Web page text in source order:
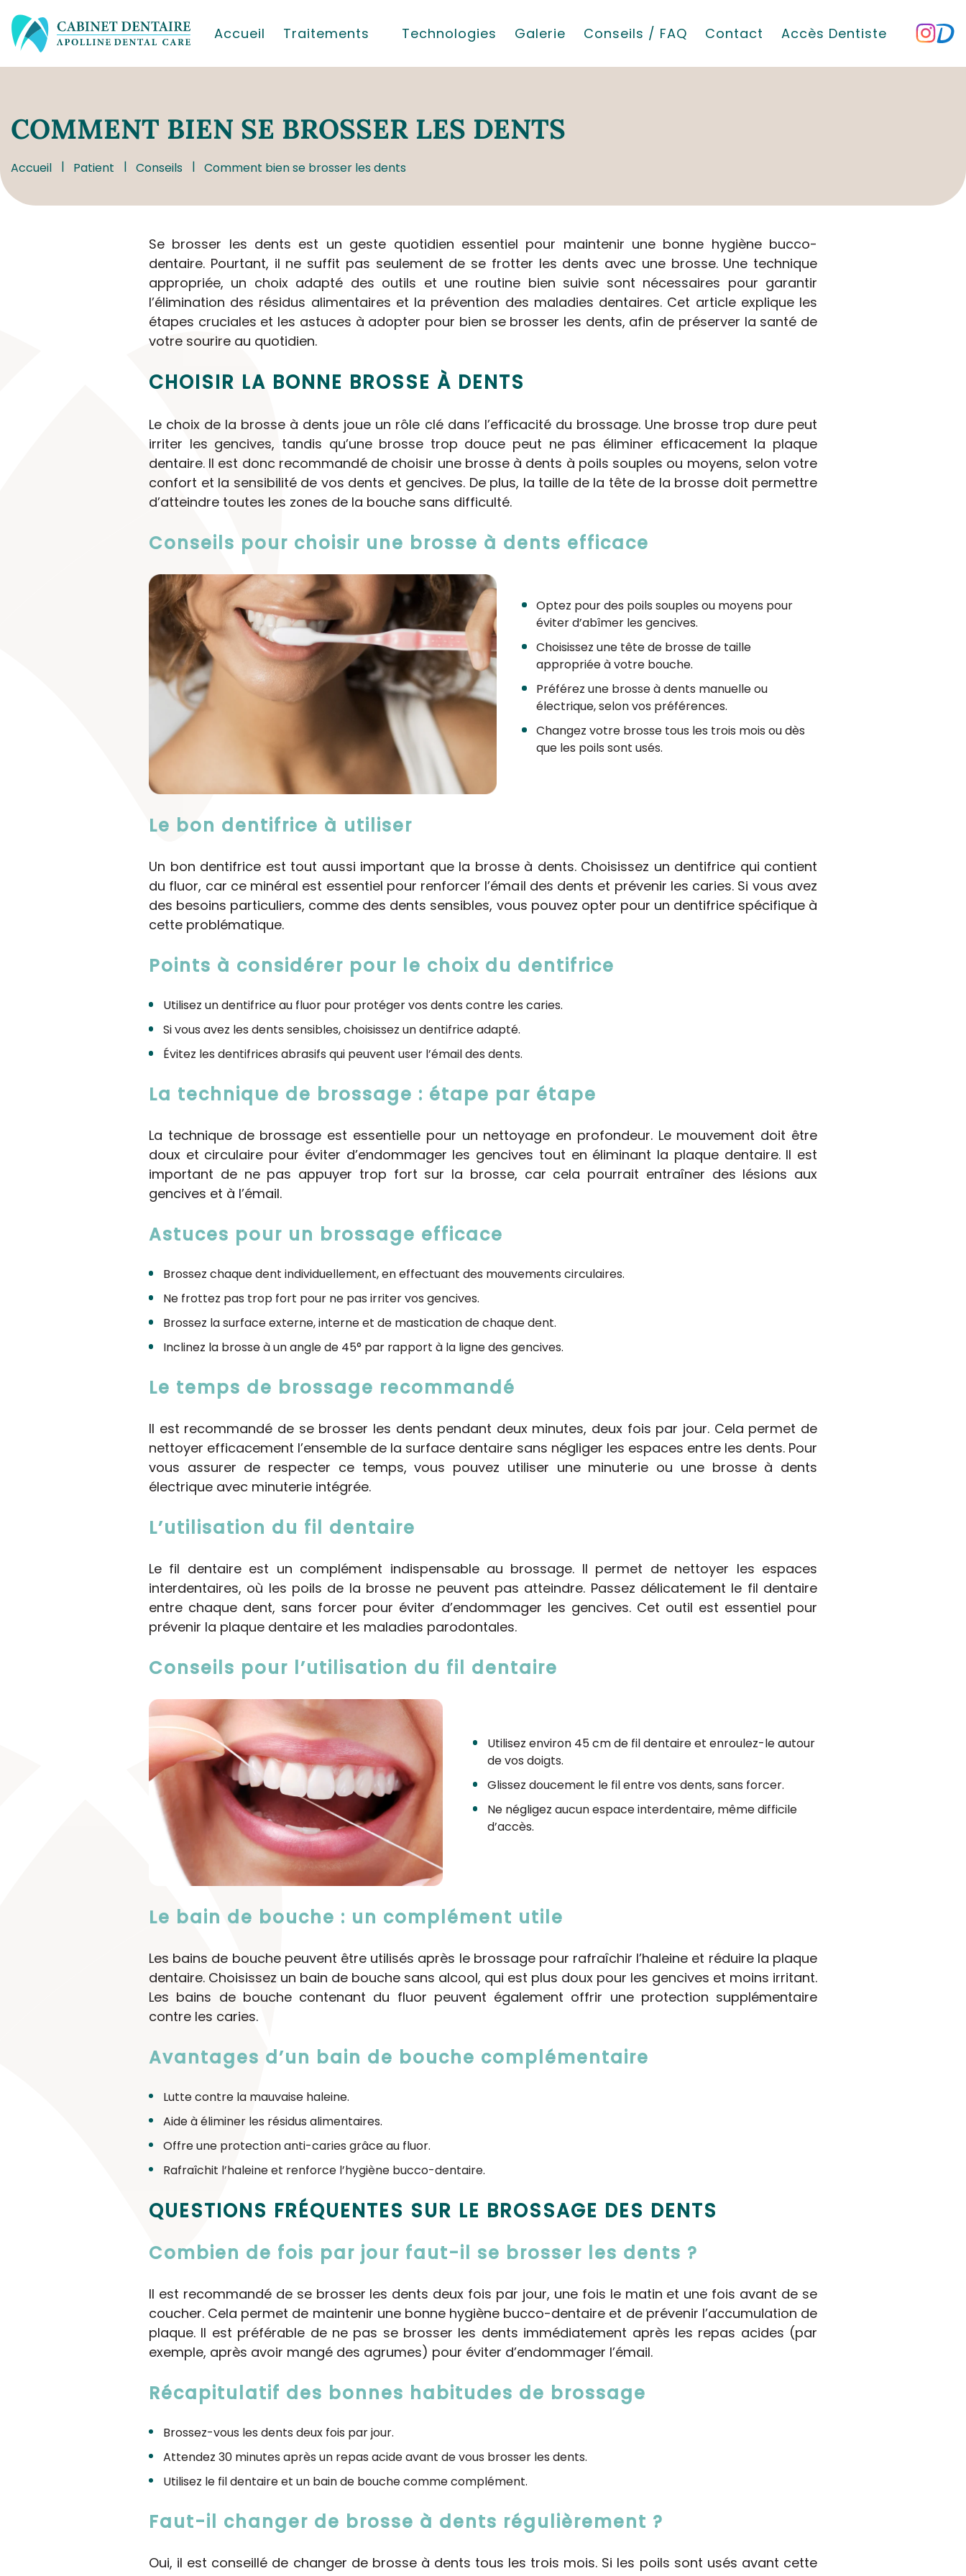
Accueil Traitements Technologies Galerie Conseils / FAQ Contact Accès Dentiste
COMMENT BIEN SE BROSSER LES DENTS
Accueil Patient Conseils Comment bien se brosser les dents
Se brosser les dents est un geste quotidien essentiel pour maintenir une bonne hygiène bucco-
dentaire. Pourtant, il ne suffit pas seulement de se frotter les dents avec une brosse. Une technique
appropriée, un choix adapté des outils et une routine bien suivie sont nécessaires pour garantir
l’élimination des résidus alimentaires et la prévention des maladies dentaires. Cet article explique les
étapes cruciales et les astuces à adopter pour bien se brosser les dents, afin de préserver la santé de
votre sourire au quotidien.
CHOISIR LA BONNE BROSSE À DENTS
Le choix de la brosse à dents joue un rôle clé dans l’efficacité du brossage. Une brosse trop dure peut
irriter les gencives, tandis qu’une brosse trop douce peut ne pas éliminer efficacement la plaque
dentaire. Il est donc recommandé de choisir une brosse à dents à poils souples ou moyens, selon votre
confort et la sensibilité de vos dents et gencives. De plus, la taille de la tête de la brosse doit permettre
d’atteindre toutes les zones de la bouche sans difficulté.
Conseils pour choisir une brosse à dents efficace
Optez pour des poils souples ou moyens pour
éviter d’abîmer les gencives.
Choisissez une tête de brosse de taille
appropriée à votre bouche.
Préférez une brosse à dents manuelle ou
électrique, selon vos préférences.
Changez votre brosse tous les trois mois ou dès
que les poils sont usés.
Le bon dentifrice à utiliser
Un bon dentifrice est tout aussi important que la brosse à dents. Choisissez un dentifrice qui contient
du fluor, car ce minéral est essentiel pour renforcer l’émail des dents et prévenir les caries. Si vous avez
des besoins particuliers, comme des dents sensibles, vous pouvez opter pour un dentifrice spécifique à
cette problématique.
Points à considérer pour le choix du dentifrice
Utilisez un dentifrice au fluor pour protéger vos dents contre les caries.
Si vous avez les dents sensibles, choisissez un dentifrice adapté.
Évitez les dentifrices abrasifs qui peuvent user l’émail des dents.
La technique de brossage : étape par étape
La technique de brossage est essentielle pour un nettoyage en profondeur. Le mouvement doit être
doux et circulaire pour éviter d’endommager les gencives tout en éliminant la plaque dentaire. Il est
important de ne pas appuyer trop fort sur la brosse, car cela pourrait entraîner des lésions aux
gencives et à l’émail.
Astuces pour un brossage efficace
Brossez chaque dent individuellement, en effectuant des mouvements circulaires.
Ne frottez pas trop fort pour ne pas irriter vos gencives.
Brossez la surface externe, interne et de mastication de chaque dent.
Inclinez la brosse à un angle de 45° par rapport à la ligne des gencives.
Le temps de brossage recommandé
Il est recommandé de se brosser les dents pendant deux minutes, deux fois par jour. Cela permet de
nettoyer efficacement l’ensemble de la surface dentaire sans négliger les espaces entre les dents. Pour
vous assurer de respecter ce temps, vous pouvez utiliser une minuterie ou une brosse à dents
électrique avec minuterie intégrée.
L’utilisation du fil dentaire
Le fil dentaire est un complément indispensable au brossage. Il permet de nettoyer les espaces
interdentaires, où les poils de la brosse ne peuvent pas atteindre. Passez délicatement le fil dentaire
entre chaque dent, sans forcer pour éviter d’endommager les gencives. Cet outil est essentiel pour
prévenir la plaque dentaire et les maladies parodontales.
Conseils pour l’utilisation du fil dentaire
Utilisez environ 45 cm de fil dentaire et enroulez-le autour
de vos doigts.
Glissez doucement le fil entre vos dents, sans forcer.
Ne négligez aucun espace interdentaire, même difficile
d’accès.
Le bain de bouche : un complément utile
Les bains de bouche peuvent être utilisés après le brossage pour rafraîchir l’haleine et réduire la plaque
dentaire. Choisissez un bain de bouche sans alcool, qui est plus doux pour les gencives et moins irritant.
Les bains de bouche contenant du fluor peuvent également offrir une protection supplémentaire
contre les caries.
Avantages d’un bain de bouche complémentaire
Lutte contre la mauvaise haleine.
Aide à éliminer les résidus alimentaires.
Offre une protection anti-caries grâce au fluor.
Rafraîchit l’haleine et renforce l’hygiène bucco-dentaire.
QUESTIONS FRÉQUENTES SUR LE BROSSAGE DES DENTS
Combien de fois par jour faut-il se brosser les dents ?
Il est recommandé de se brosser les dents deux fois par jour, une fois le matin et une fois avant de se
coucher. Cela permet de maintenir une bonne hygiène bucco-dentaire et de prévenir l’accumulation de
plaque. Il est préférable de ne pas se brosser les dents immédiatement après les repas acides (par
exemple, après avoir mangé des agrumes) pour éviter d’endommager l’émail.
Récapitulatif des bonnes habitudes de brossage
Brossez-vous les dents deux fois par jour.
Attendez 30 minutes après un repas acide avant de vous brosser les dents.
Utilisez le fil dentaire et un bain de bouche comme complément.
Faut-il changer de brosse à dents régulièrement ?
Oui, il est conseillé de changer de brosse à dents tous les trois mois. Si les poils sont usés avant cette